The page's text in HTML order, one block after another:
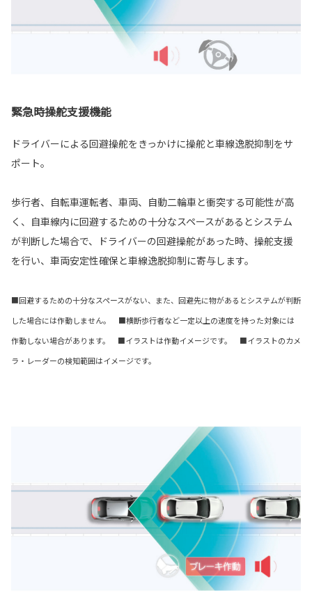
緊急時操舵支援機能
ドライバーによる回避操舵をきっかけに操舵と車線逸脱抑制をサ
ポート。
歩行者、自転車運転者、車両、自動二輪車と衝突する可能性が高
く、自車線内に回避するための十分なスペースがあるとシステム
が判断した場合で、ドライバーの回避操舵があった時、操舵支援
を行い、車両安定性確保と車線逸脱抑制に寄与します。
■回避するための十分なスペースがない、また、回避先に物があるとシステムが判断
した場合には作動しません。 ■横断歩行者など一定以上の速度を持った対象には
作動しない場合があります。 ■イラストは作動イメージです。 ■イラストのカメ
ラ・レーダーの検知範囲はイメージです。